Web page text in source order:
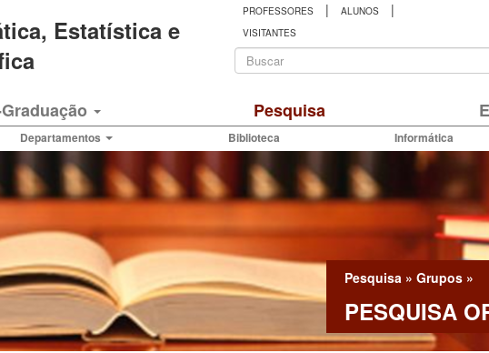
Estatística e
PROFESSORES | ALUNOS |
VISITANTES
Formulário
busca
Pesquisa
Departamentos Biblioteca Informática
Pesquisa » Grupos »
PESQUISA